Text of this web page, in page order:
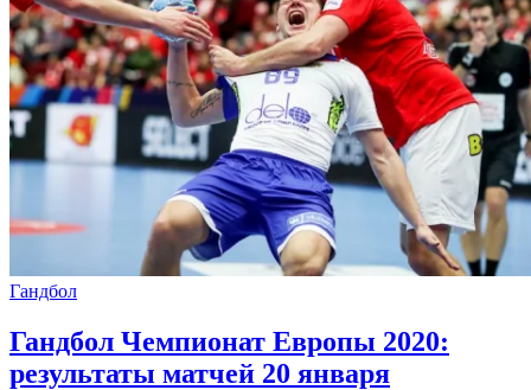
Гандбол
Гандбол Чемпионат Европы 2020:
результаты матчей 20 января